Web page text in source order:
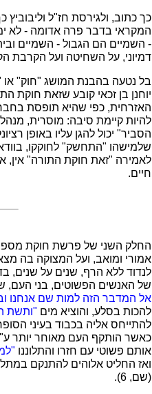
כך כתוב, ולגירסת חז"ל
המקראי בדבר פרה אדומה - לא
- השמיים הם הגבול - השמיים
דמיוני, על השחיטה ועל הקרבת
בל נטעה בהבנת המושג "חוק" או
יוחנן בן זכאי קובע שזאת חוקת
האזרחית, כפי שהיא תופסת
להיות קיימת סיבה: מוסרית,
הסביר" יכול להגן עליו באופן
שלמישהו "התחשק" לחוקקו,
לאמירה "זאת חוקת התורה"
חיים.
החלק השני של פרשת חוקת מספר
אמורי ומואב, ועל המצוקה בה
לנדוד ללא הרף, שנים על שנים,
של האנשים הפשוטים, בני העם,
אל המדבר הזה למות שם אנחנו
להכות בסלע, והוציא מים "ותשת
להתייחס אליה בכבוד בעיני
אותם פשוטי עם חזרו והתלוננו
ואז החליט אלוהים להתנקם
(שם, 6).